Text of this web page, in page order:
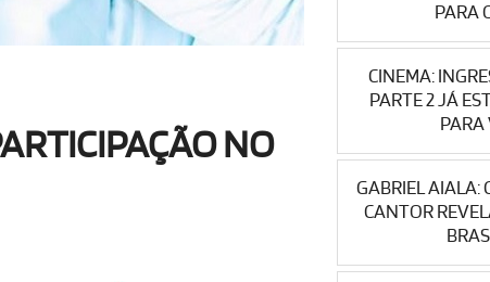
NO
PARA
CINEMA:
PARTE 2 JÁ
PARA
GABRIEL AIALA:
CANTOR